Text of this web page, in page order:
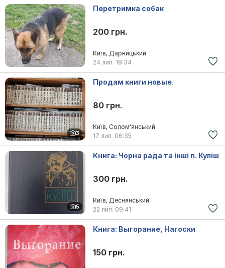
Перетримка собак
200 грн.
Київ, Дарницький
24 лип. 19:34
3
Продам книги новые.
80 грн.
Київ, Солом'янський
17 лип. 06:35
5
Книга: Чорна рада та інші п. Куліш
300 грн.
Київ, Деснянський
22 лип. 09:41
Книга: Выгорание, Нагоски
150 грн.